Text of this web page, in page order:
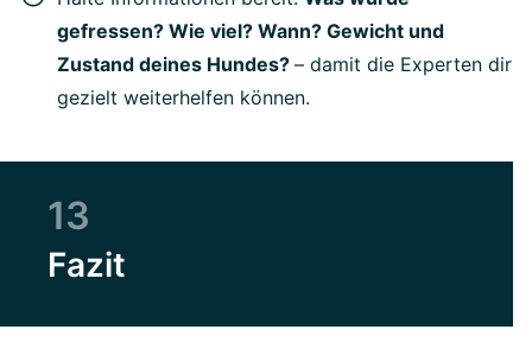
gefressen? Wie viel? Wann? Gewicht und
Zustand deines Hundes? – damit die Experten dir
gezielt weiterhelfen können.
13
Fazit